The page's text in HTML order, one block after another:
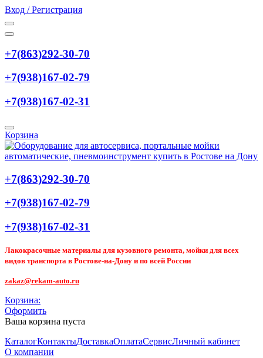
Вход / Регистрация
+7(863)292-30-70
+7(938)167-02-79
+7(938)167-02-31
Корзина
+7(863)292-30-70
+7(938)167-02-79
+7(938)167-02-31
Лакокрасочные материалы для кузовного ремонта, мойки для всех
видов транспорта в Ростове-на-Дону и по всей России
zakaz@rekam-auto.ru
Корзина:
Оформить
Ваша корзина пуста
КаталогКонтактыДоставкаОплатаСервисЛичный кабинет
О компании